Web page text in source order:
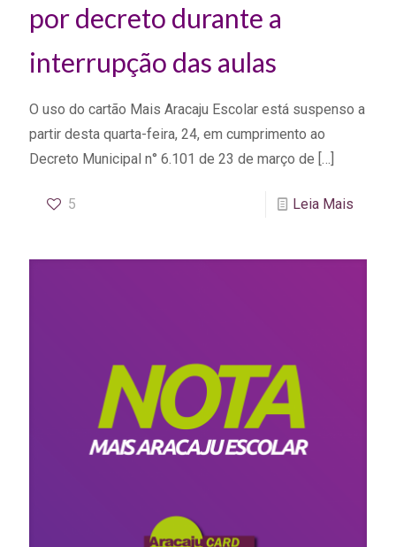
por decreto durante a
interrupção das aulas
O uso do cartão Mais Aracaju Escolar está suspenso a
partir desta quarta-feira, 24, em cumprimento ao
Decreto Municipal n° 6.101 de 23 de março de […]
5 Leia Mais